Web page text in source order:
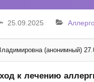
25.09.2025
(анонимный)
к лечению